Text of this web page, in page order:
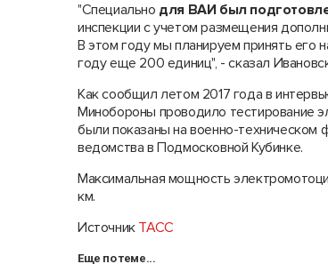
"Специально для ВАИ был
инспекции с учетом размещения
В этом году мы планируем принять его
году еще 200 единиц", - сказал
Как сообщил летом 2017 года в
Минобороны проводило тестирование
были показаны на военно-техническом
ведомства в Подмосковной Кубинке.
Максимальная мощность
км.
Источник ТАСС
Еще по теме...